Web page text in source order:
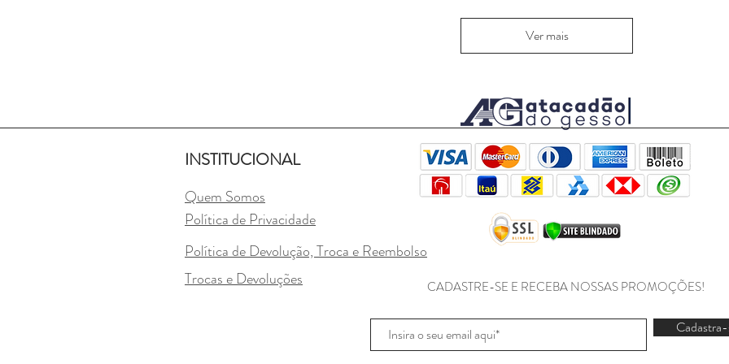
Ver mais
CADASTRE-SE E RECEBA NOSSAS PROMOÇÕES!
INSTITUCIONAL
Quem Somos
Política de Privacidade
Política de Devolução, Troca e Reembolso
Trocas e Devoluções